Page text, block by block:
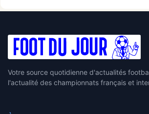
Votre source quotidienne d'actualités
l'actualité des championnats français et